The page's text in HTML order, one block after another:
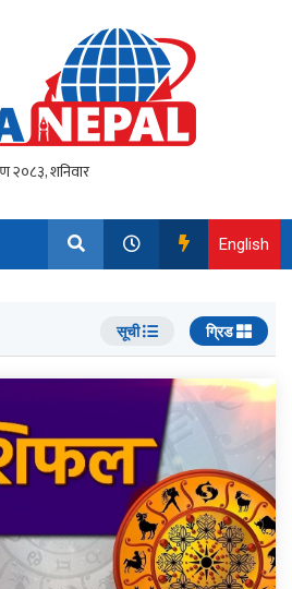
English
सूची ग्रिड